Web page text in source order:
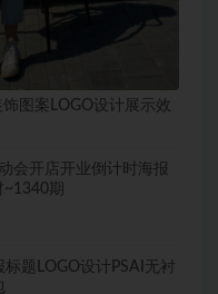
图案LOGO设计展示效
会开店开业倒计时海报
期
题LOGO设计PSAI无衬